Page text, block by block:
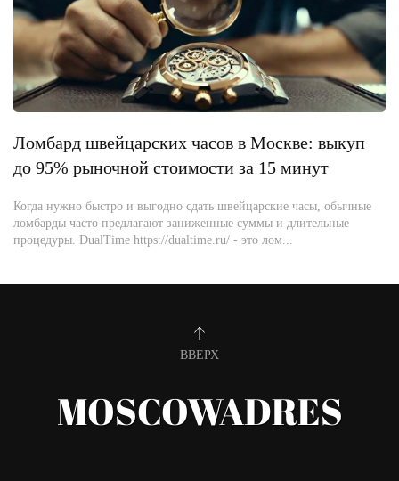
Ломбард швейцарских часов в Москве: выкуп
до 95% рыночной стоимости за 15 минут
Когда нужно быстро и выгодно сдать швейцарские часы, обычные
ломбарды часто предлагают заниженные суммы и длительные
процедуры. DualTime https://dualtime.ru/ - это лом...
ВВЕРХ
MOSCOWADRES